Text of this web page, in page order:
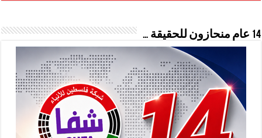
14 عام منحازون للحقيقة …